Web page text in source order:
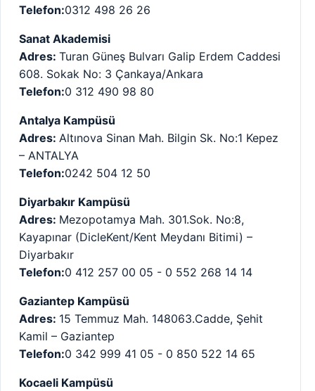
Telefon:0312 498 26 26
Sanat Akademisi
Adres: Turan Güneş Bulvarı Galip Erdem Caddesi
608. Sokak No: 3 Çankaya/Ankara
Telefon:0 312 490 98 80
Antalya Kampüsü
Adres: Altınova Sinan Mah. Bilgin Sk. No:1 Kepez
– ANTALYA
Telefon:‪0242 504 12 50
Diyarbakır Kampüsü
Adres: Mezopotamya Mah. 301.Sok. No:8,
Kayapınar (DicleKent/Kent Meydanı Bitimi) –
Diyarbakır
Telefon:‪0 412 257 00 05 - 0 552 268 14 14
Gaziantep Kampüsü
Adres: 15 Temmuz Mah. 148063.Cadde, Şehit
Kamil – Gaziantep
Telefon:0 342 999 41 05 - 0 850 522 14 65
Kocaeli Kampüsü